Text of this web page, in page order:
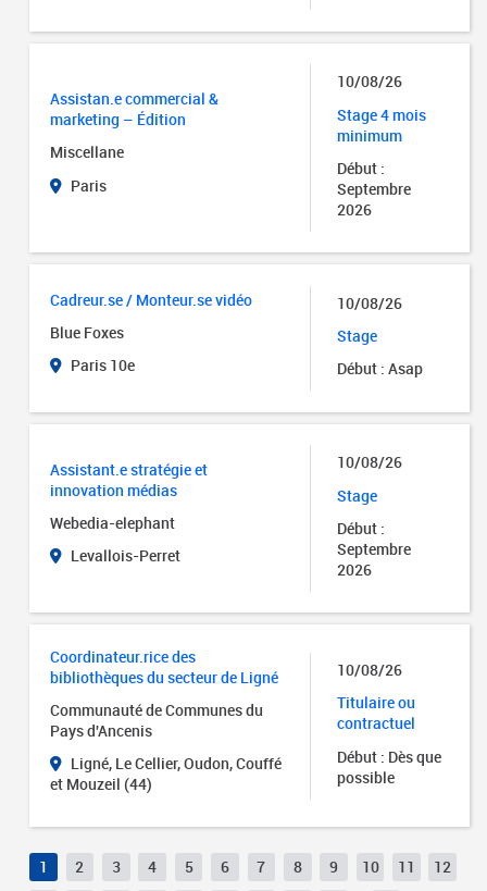
Assistan.e commercial &
marketing – Édition
Miscellane
Paris
10/08/26
Stage 4 mois
minimum
Début :
Septembre
2026
Cadreur.se / Monteur.se vidéo
Blue Foxes
Paris 10e
10/08/26
Stage
Début : Asap
Assistant.e stratégie et
innovation médias
Webedia-elephant
Levallois-Perret
10/08/26
Stage
Début :
Septembre
2026
Coordinateur.rice des
bibliothèques du secteur de Ligné
Communauté de Communes du
Pays d'Ancenis
Ligné, Le Cellier, Oudon, Couffé
et Mouzeil (44)
10/08/26
Titulaire ou
contractuel
Début : Dès que
possible
1 2 3 4 5 6 7 8 9 10 11
12